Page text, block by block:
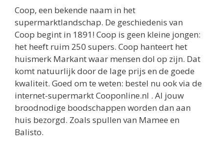
Coop, een bekende naam in het
supermarktlandschap. De geschiedenis van
Coop begint in 1891! Coop is geen kleine jongen:
het heeft ruim 250 supers. Coop hanteert het
huismerk Markant waar mensen dol op zijn. Dat
komt natuurlijk door de lage prijs en de goede
kwaliteit. Goed om te weten: bestel nu ook via de
internet-supermarkt Cooponline.nl . Al jouw
broodnodige boodschappen worden dan aan
huis bezorgd. Zoals spullen van Mamee en
Balisto.